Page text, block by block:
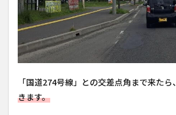
「国道274号線」との交差点角まで来たら、
きます。